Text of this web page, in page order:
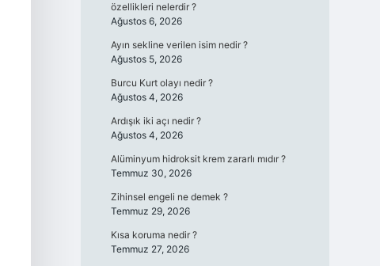
özellikleri nelerdir ?
Ağustos 6, 2026
Ayın sekline verilen isim nedir ?
Ağustos 5, 2026
Burcu Kurt olayı nedir ?
Ağustos 4, 2026
Ardışık iki açı nedir ?
Ağustos 4, 2026
Alüminyum hidroksit krem zararlı mıdır ?
Temmuz 30, 2026
Zihinsel engeli ne demek ?
Temmuz 29, 2026
Kısa koruma nedir ?
Temmuz 27, 2026